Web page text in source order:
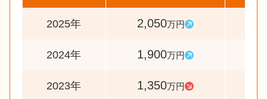
2025年 2,050万円
2024年 1,900万円
2023年 1,350万円